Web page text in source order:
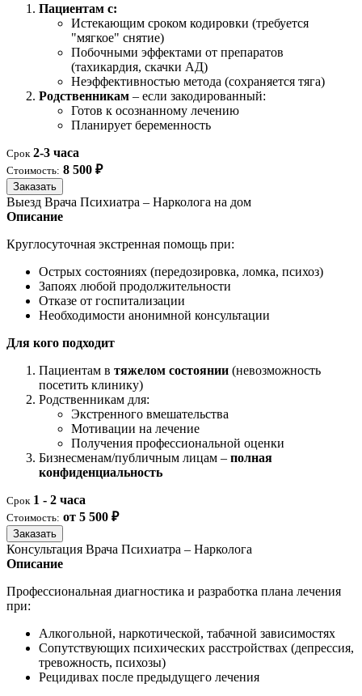
Пациентам с:
Истекающим сроком кодировки (требуется
"мягкое" снятие)
Побочными эффектами от препаратов
(тахикардия, скачки АД)
Неэффективностью метода (сохраняется тяга)
Родственникам – если закодированный:
Готов к осознанному лечению
Планирует беременность
Срок 2-3 часа
Стоимость: 8 500 ₽
Заказать
Выезд Врача Психиатра – Нарколога на дом
Описание
Круглосуточная экстренная помощь при:
Острых состояниях (передозировка, ломка, психоз)
Запоях любой продолжительности
Отказе от госпитализации
Необходимости анонимной консультации
Для кого подходит
Пациентам в тяжелом состоянии (невозможность
посетить клинику)
Родственникам для:
Экстренного вмешательства
Мотивации на лечение
Получения профессиональной оценки
Бизнесменам/публичным лицам – полная
конфиденциальность
Срок 1 - 2 часа
Стоимость: от 5 500 ₽
Заказать
Консультация Врача Психиатра – Нарколога
Описание
Профессиональная диагностика и разработка плана лечения
при:
Алкогольной, наркотической, табачной зависимостях
Сопутствующих психических расстройствах (депрессия,
тревожность, психозы)
Рецидивах после предыдущего лечения